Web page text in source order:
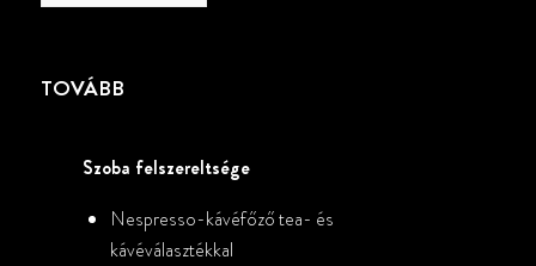
TOVÁBB
Szoba felszereltsége
Nespresso-kávéfőző tea- és
kávéválasztékkal